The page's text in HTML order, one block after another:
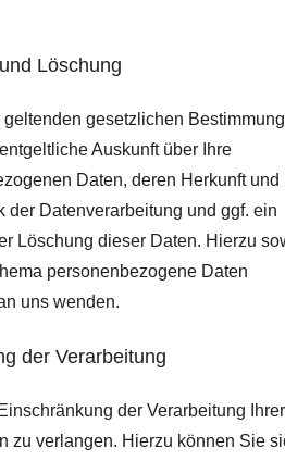
Löschung
gesetzlichen
Auskunft über Ihre
Daten, deren Herkunft und
der Datenverarbeitung und ggf. ein
Löschung dieser Daten. Hierzu
personenbezogene Daten
uns wenden.
der Verarbeitung
der Verarbeitung Ihrer
zu verlangen. Hierzu können Sie